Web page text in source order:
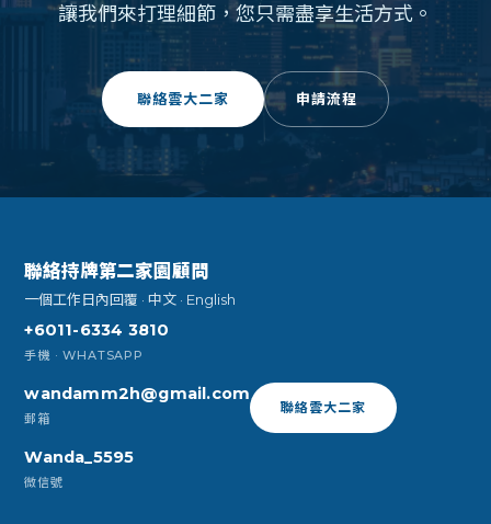
讓我們來打理細節，您只需盡享生活方式。
聯絡雲大二家 申請流程
聯絡持牌第二家園顧問
一個工作日內回覆 · 中文 · English
+6011-6334 3810
手機 · WHATSAPP
wandamm2h@gmail.com
郵箱
Wanda_5595
微信號
聯絡雲大二家